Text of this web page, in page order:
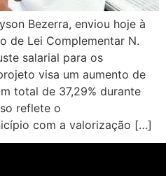
Bezerra, enviou hoje à
de Lei Complementar N.
salarial para os
visa um aumento de
total de 37,29% durante
reflete o
com a valorização […]